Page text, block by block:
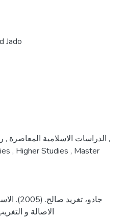
Jado
الدراسات الاسلامية المعاصرة ,
,
, Higher Studies , Master
جادو،
الاصالة و